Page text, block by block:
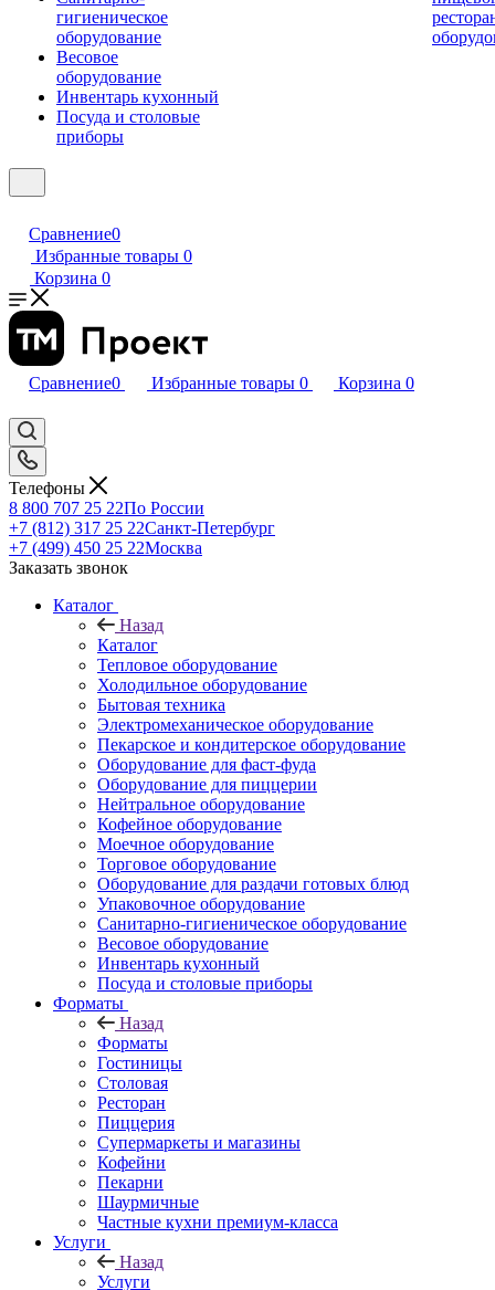
гигиеническое
оборудование
Весовое
оборудование
Инвентарь кухонный
Посуда и столовые
приборы
Сравнение0
Избранные товары 0
Корзина 0
Сравнение0 Избранные товары 0 Корзина 0
Телефоны
8 800 707 25 22По России
+7 (812) 317 25 22Санкт-Петербург
+7 (499) 450 25 22Москва
Заказать звонок
Каталог
Назад
Каталог
Тепловое оборудование
Холодильное оборудование
Бытовая техника
Электромеханическое оборудование
Пекарское и кондитерское оборудование
Оборудование для фаст-фуда
Оборудование для пиццерии
Нейтральное оборудование
Кофейное оборудование
Моечное оборудование
Торговое оборудование
Оборудование для раздачи готовых блюд
Упаковочное оборудование
Санитарно-гигиеническое оборудование
Весовое оборудование
Инвентарь кухонный
Посуда и столовые приборы
Форматы
Назад
Форматы
Гостиницы
Столовая
Ресторан
Пиццерия
Супермаркеты и магазины
Кофейни
Пекарни
Шаурмичные
Частные кухни премиум-класса
Услуги
Назад
Услуги